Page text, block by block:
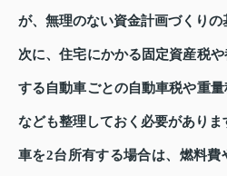
が、無理のない資金計画づくりの
次に、住宅にかかる固定資産税
する自動車ごとの自動車税や重
なども整理しておく必要がありま
車を2台所有する場合は、燃料